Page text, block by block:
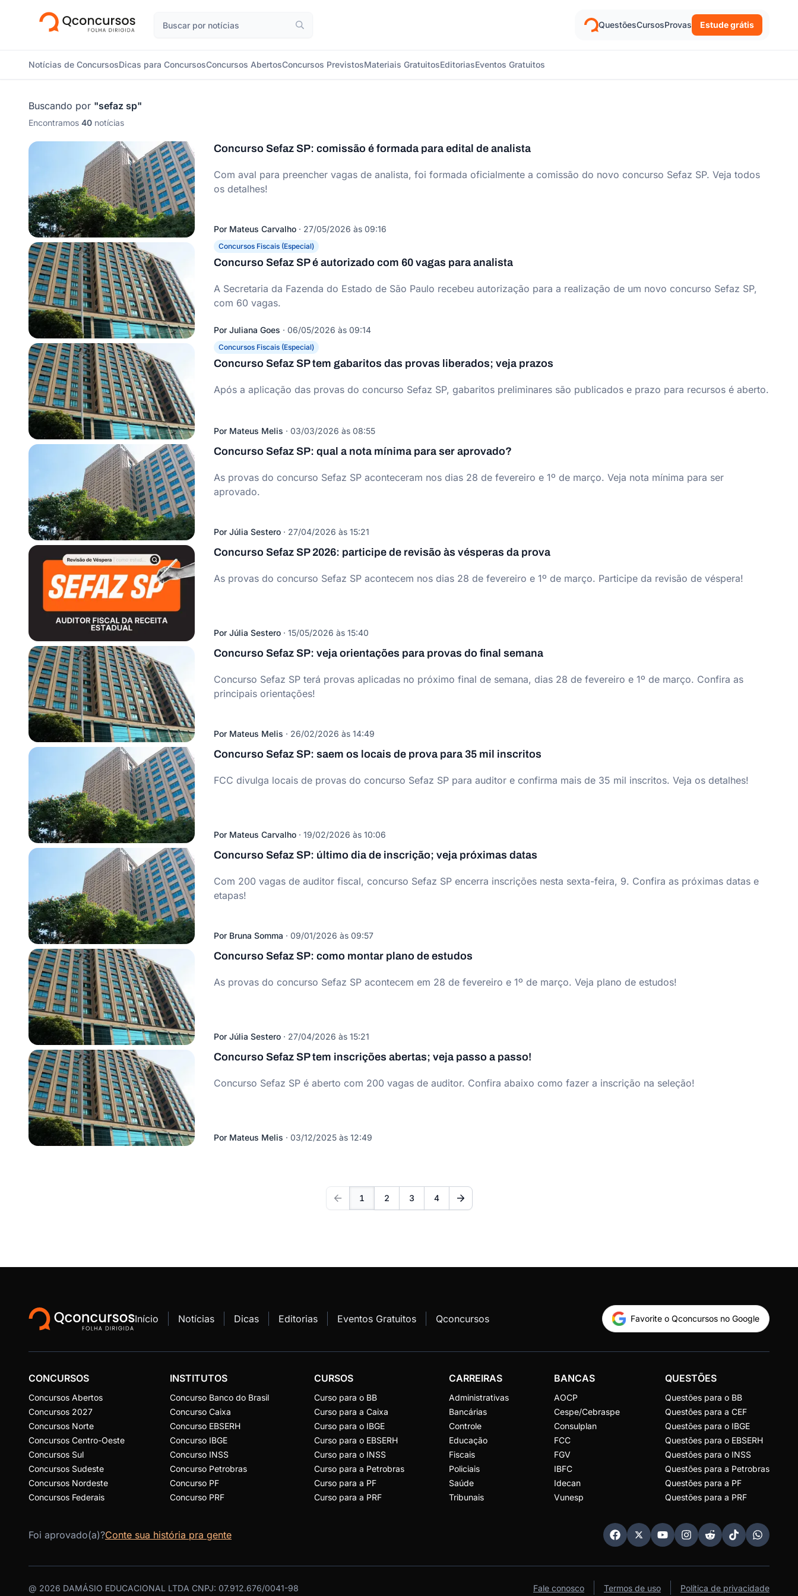
QuestõesCursosProvas Estude grátis
Notícias de ConcursosDicas para ConcursosConcursos AbertosConcursos PrevistosMateriais GratuitosEditoriasEventos Gratuitos
Buscando por "sefaz sp"
Encontramos 40 notícias
Concurso Sefaz SP: comissão é formada para edital de analista
Com aval para preencher vagas de analista, foi formada oficialmente a comissão do novo concurso Sefaz SP. Veja todos
os detalhes!
Por Mateus Carvalho · 27/05/2026 às 09:16
Concursos Fiscais (Especial)
Concurso Sefaz SP é autorizado com 60 vagas para analista
A Secretaria da Fazenda do Estado de São Paulo recebeu autorização para a realização de um novo concurso Sefaz SP,
com 60 vagas.
Por Juliana Goes · 06/05/2026 às 09:14
Concursos Fiscais (Especial)
Concurso Sefaz SP tem gabaritos das provas liberados; veja prazos
Após a aplicação das provas do concurso Sefaz SP, gabaritos preliminares são publicados e prazo para recursos é aberto.
Por Mateus Melis · 03/03/2026 às 08:55
Concurso Sefaz SP: qual a nota mínima para ser aprovado?
As provas do concurso Sefaz SP aconteceram nos dias 28 de fevereiro e 1º de março. Veja nota mínima para ser
aprovado.
Por Júlia Sestero · 27/04/2026 às 15:21
Concurso Sefaz SP 2026: participe de revisão às vésperas da prova
As provas do concurso Sefaz SP acontecem nos dias 28 de fevereiro e 1º de março. Participe da revisão de véspera!
Por Júlia Sestero · 15/05/2026 às 15:40
Concurso Sefaz SP: veja orientações para provas do final semana
Concurso Sefaz SP terá provas aplicadas no próximo final de semana, dias 28 de fevereiro e 1º de março. Confira as
principais orientações!
Por Mateus Melis · 26/02/2026 às 14:49
Concurso Sefaz SP: saem os locais de prova para 35 mil inscritos
FCC divulga locais de provas do concurso Sefaz SP para auditor e confirma mais de 35 mil inscritos. Veja os detalhes!
Por Mateus Carvalho · 19/02/2026 às 10:06
Concurso Sefaz SP: último dia de inscrição; veja próximas datas
Com 200 vagas de auditor fiscal, concurso Sefaz SP encerra inscrições nesta sexta-feira, 9. Confira as próximas datas e
etapas!
Por Bruna Somma · 09/01/2026 às 09:57
Concurso Sefaz SP: como montar plano de estudos
As provas do concurso Sefaz SP acontecem em 28 de fevereiro e 1º de março. Veja plano de estudos!
Por Júlia Sestero · 27/04/2026 às 15:21
Concurso Sefaz SP tem inscrições abertas; veja passo a passo!
Concurso Sefaz SP é aberto com 200 vagas de auditor. Confira abaixo como fazer a inscrição na seleção!
Por Mateus Melis · 03/12/2025 às 12:49
1 2 3 4
Início Notícias Dicas Editorias Eventos Gratuitos Qconcursos Favorite o Qconcursos no Google
CONCURSOS
Concursos Abertos
Concursos 2027
Concursos Norte
Concursos Centro-Oeste
Concursos Sul
Concursos Sudeste
Concursos Nordeste
Concursos Federais
INSTITUTOS
Concurso Banco do Brasil
Concurso Caixa
Concurso EBSERH
Concurso IBGE
Concurso INSS
Concurso Petrobras
Concurso PF
Concurso PRF
CURSOS
Curso para o BB
Curso para a Caixa
Curso para o IBGE
Curso para o EBSERH
Curso para o INSS
Curso para a Petrobras
Curso para a PF
Curso para a PRF
CARREIRAS
Administrativas
Bancárias
Controle
Educação
Fiscais
Policiais
Saúde
Tribunais
BANCAS
AOCP
Cespe/Cebraspe
Consulplan
FCC
FGV
IBFC
Idecan
Vunesp
QUESTÕES
Questões para o BB
Questões para a CEF
Questões para o IBGE
Questões para o EBSERH
Questões para o INSS
Questões para a Petrobras
Questões para a PF
Questões para a PRF
Foi aprovado(a)?Conte sua história pra gente
@ 2026 DAMÁSIO EDUCACIONAL LTDA CNPJ: 07.912.676/0041-98 Fale conosco Termos de uso Política de privacidade